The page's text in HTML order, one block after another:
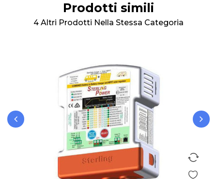
Prodotti simili
4 Altri Prodotti Nella Stessa Categoria